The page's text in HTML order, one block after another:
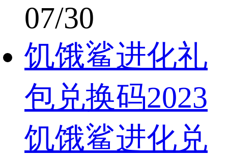
07/30
饥饿鲨进化礼
包兑换码2023
饥饿鲨进化兑